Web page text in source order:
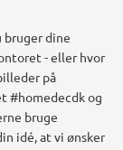
bruger dine
- eller hvor
på
#homedecdk og
bruge
idé, at vi ønsker